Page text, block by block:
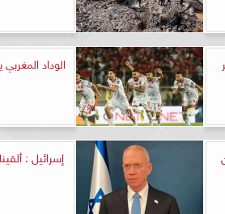
الوداد
إسرائيل : ألقينا 10 آلاف قذيفة على غزة